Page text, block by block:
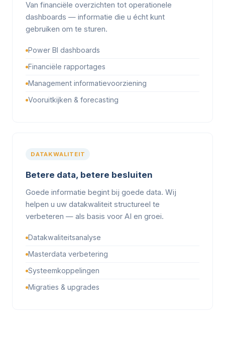
Van financiële overzichten tot operationele
dashboards — informatie die u écht kunt
gebruiken om te sturen.
Power BI dashboards
Financiële rapportages
Management informatievoorziening
Vooruitkijken & forecasting
DATAKWALITEIT
Betere data, betere besluiten
Goede informatie begint bij goede data. Wij
helpen u uw datakwaliteit structureel te
verbeteren — als basis voor AI en groei.
Datakwaliteitsanalyse
Masterdata verbetering
Systeemkoppelingen
Migraties & upgrades